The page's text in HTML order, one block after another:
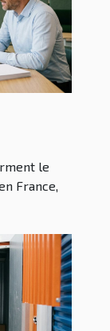
le
France,